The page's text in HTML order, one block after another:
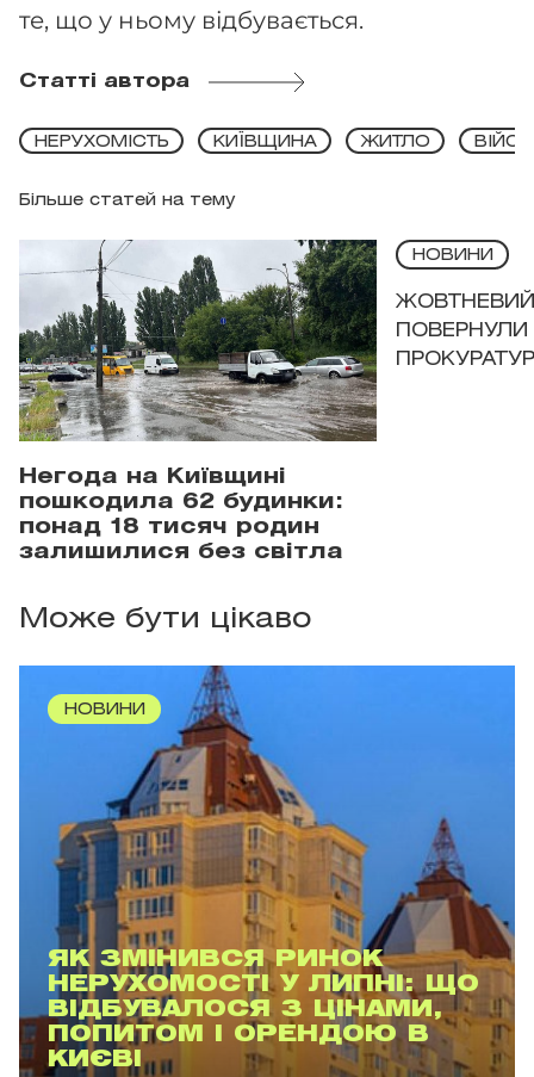
те, що у ньому відбувається.
Статті автора
Більше статей на тему
НЕРУХОМІСТЬ КИЇВЩИНА ЖИТЛО
Негода на Київщині
пошкодила 62 будинки:
понад 18 тисяч родин
залишилися без світла
НОВИНИ
ЖОВТНЕВИЙ
ПОВЕРНУЛИ
Може бути цікаво
НОВИНИ
ЯК ЗМІНИВСЯ РИНОК
НЕРУХОМОСТІ У ЛИПНІ: ЩО
ВІДБУВАЛОСЯ З ЦІНАМИ,
ПОПИТОМ І ОРЕНДОЮ В
КИЄВІ